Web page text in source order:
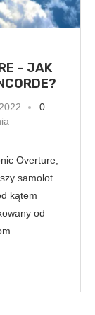
– JAK
0
Overture,
samolot
kątem
od
…